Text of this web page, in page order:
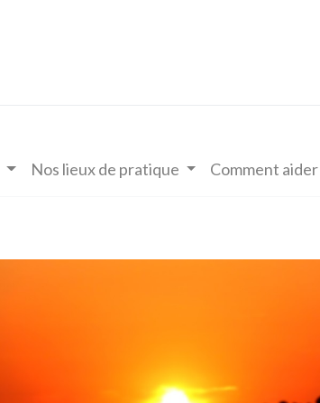
Nos lieux de pratique Comment aider